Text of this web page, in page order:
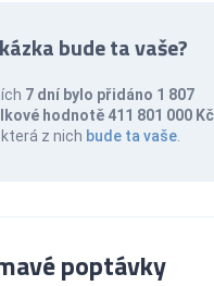
bude ta vaše?
7 dní bylo přidáno 1 807
hodnotě 411 801 000 Kč
z nich bude ta vaše.
poptávky